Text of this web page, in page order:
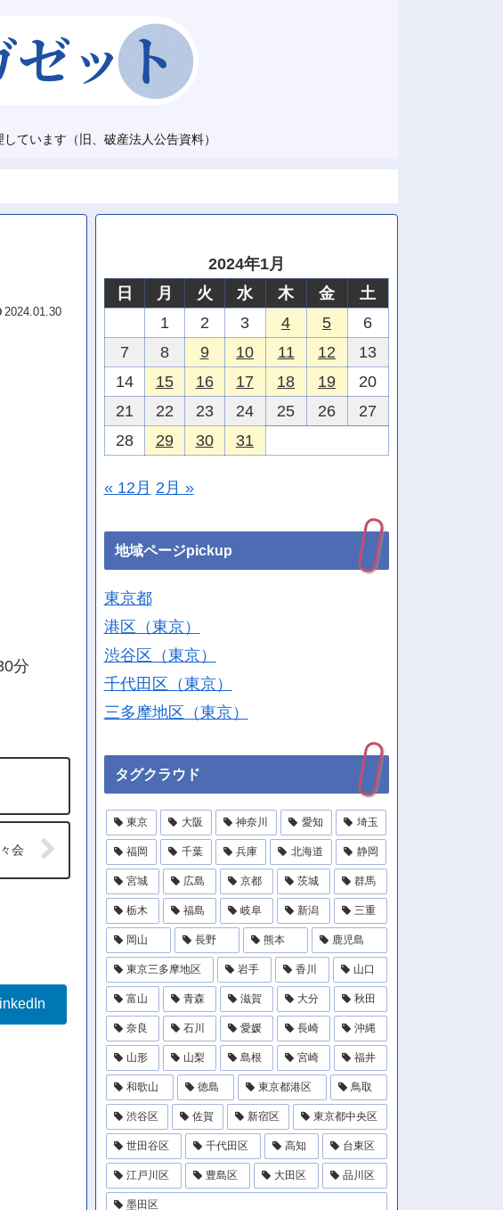
ています（旧、破産法人公告資料）
2024.01.30
分
会
2024年1月
日
月 火 水 木 金
土
1
2 3 4 5
6
7
8 9 10 11 12
13
14
15 16 17 18 19
20
21
22 23 24 25 26
27
28
29 30 31
« 12月 2月 »
地域ページpickup
東京都
港区（東京）
渋谷区（東京）
千代田区（東京）
三多摩地区（東京）
タグクラウド
東京 大阪 神奈川 愛知 埼玉
福岡 千葉 兵庫 北海道 静岡
宮城 広島 京都 茨城 群馬
栃木 福島 岐阜 新潟 三重
岡山 長野 熊本 鹿児島
東京三多摩地区 岩手 香川 山口
富山 青森 滋賀 大分 秋田
奈良 石川 愛媛 長崎 沖縄
山形 山梨 島根 宮崎 福井
和歌山 徳島 東京都港区 鳥取
渋谷区 佐賀 新宿区 東京都中央区
世田谷区 千代田区 高知 台東区
江戸川区 豊島区 大田区 品川区
墨田区